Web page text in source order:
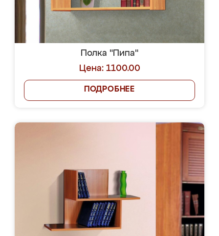
Полка "Пипа"
Цена: 1100.00
ПОДРОБНЕЕ